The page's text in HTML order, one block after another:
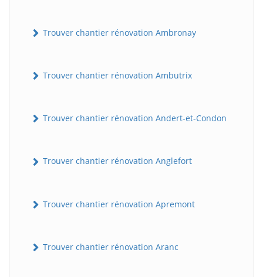
Trouver chantier rénovation Ambronay
Trouver chantier rénovation Ambutrix
Trouver chantier rénovation Andert-et-Condon
Trouver chantier rénovation Anglefort
Trouver chantier rénovation Apremont
Trouver chantier rénovation Aranc